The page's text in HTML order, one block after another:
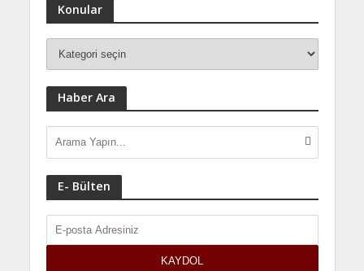
Konular
Haber Ara
E- Bülten